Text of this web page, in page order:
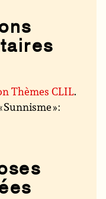
Thèmes CLIL.
» :